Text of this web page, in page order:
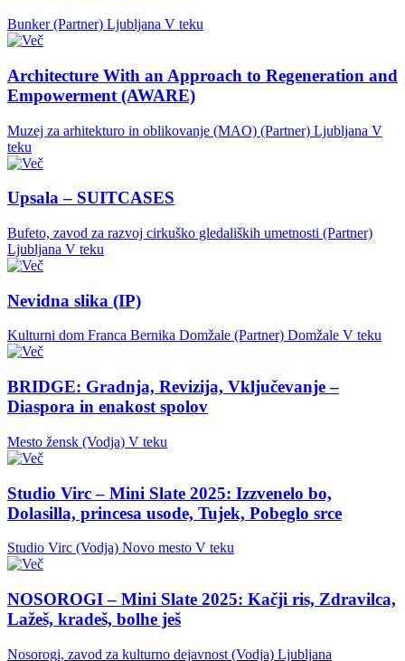
Bunker (Partner) Ljubljana V teku
Architecture With an Approach to Regeneration and
Empowerment (AWARE)
Muzej za arhitekturo in oblikovanje (MAO) (Partner) Ljubljana V
teku
Upsala – SUITCASES
Bufeto, zavod za razvoj cirkuško gledaliških umetnosti (Partner)
Ljubljana V teku
Nevidna slika (IP)
Kulturni dom Franca Bernika Domžale (Partner) Domžale V teku
BRIDGE: Gradnja, Revizija, Vključevanje –
Diaspora in enakost spolov
Mesto žensk (Vodja) V teku
Studio Virc – Mini Slate 2025: Izzvenelo bo,
Dolasilla, princesa usode, Tujek, Pobeglo srce
Studio Virc (Vodja) Novo mesto V teku
NOSOROGI – Mini Slate 2025: Kačji ris, Zdravilca,
Lažeš, kradeš, bolhe ješ
Nosorogi, zavod za kulturno dejavnost (Vodja) Ljubljana